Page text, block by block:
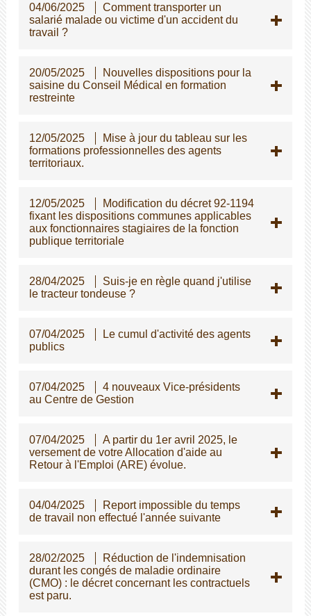
04/06/2025
Comment transporter un
salarié malade ou victime d'un accident du
travail ?
20/05/2025
Nouvelles dispositions pour la
saisine du Conseil Médical en formation
restreinte
12/05/2025
Mise à jour du tableau sur les
formations professionnelles des agents
territoriaux.
12/05/2025
Modification du décret 92-1194
fixant les dispositions communes applicables
aux fonctionnaires stagiaires de la fonction
publique territoriale
28/04/2025
Suis-je en règle quand j'utilise
le tracteur tondeuse ?
07/04/2025
Le cumul d'activité des agents
publics
07/04/2025
4 nouveaux Vice-présidents
au Centre de Gestion
07/04/2025
A partir du 1er avril 2025, le
versement de votre Allocation d'aide au
Retour à l'Emploi (ARE) évolue.
04/04/2025
Report impossible du temps
de travail non effectué l'année suivante
28/02/2025
Réduction de l'indemnisation
durant les congés de maladie ordinaire
(CMO) : le décret concernant les contractuels
est paru.